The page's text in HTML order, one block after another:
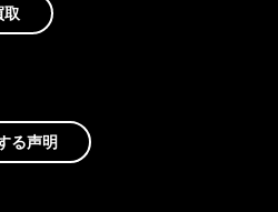
取
る声明